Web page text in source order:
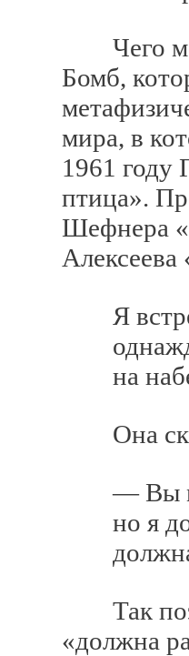
Чего
Бомб,
мира, в
1961 году
птица».
Шефнера
Я
на
Она
— Вы
но я
должна
Так
«должна